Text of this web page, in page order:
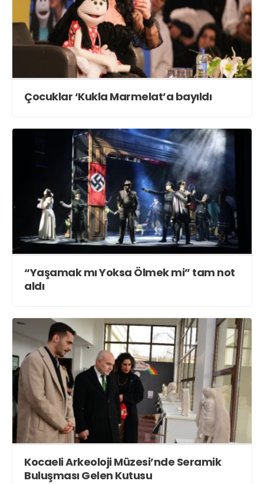
Çocuklar ‘Kukla Marmelat’a bayıldı
“Yaşamak mı Yoksa Ölmek mi” tam not
aldı
Kocaeli Arkeoloji Müzesi’nde Seramik
Buluşması Gelen Kutusu